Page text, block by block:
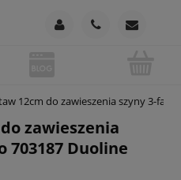
12cm do zawieszenia szyny 3-
zawieszenia
703187 Duoline